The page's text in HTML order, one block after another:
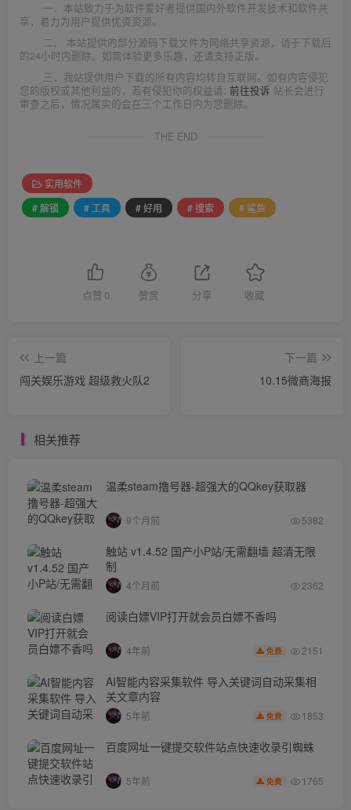
一、本站致力于为软件爱好者提供国内外软件开发技术和软件共
享，着力为用户提供优资资源。
二、 本站提供的部分源码下载文件为网络共享资源，请于下载后
的24小时内删除。如需体验更多乐趣，还请支持正版。
三、我站提供用户下载的所有内容均转自互联网。如有内容侵犯
您的版权或其他利益的，若有侵犯你的权益请: 前往投诉 站长会进行
审查之后，情况属实的会在三个工作日内为您删除。
THE END
实用软件
# 解锁
# 工具 # 好用 # 搜索 # 鲨鱼
点赞 0 赞赏 分享 收藏
上一篇
闯关娱乐游戏 超级救火队2
下一篇
10.15微商海报
相关推荐
温柔steam撸号器-超强大的QQkey获取器
9个月前 5382
触站 v1.4.52 国产小P站/无需翻墙 超清无限
制
4个月前 2362
阅读白嫖VIP打开就会员白嫖不香吗
4年前 免费 2151
AI智能内容采集软件 导入关键词自动采集相
关文章内容
5年前 免费 1853
百度网址一键提交软件站点快速收录引蜘蛛
5年前 免费 1765